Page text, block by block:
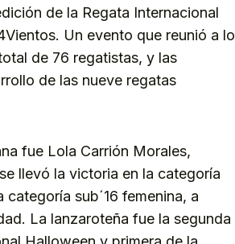
de la Regata Internacional
Un evento que reunió a lo
de 76 regatistas, y las
de las nueve regatas
fue Lola Carrión Morales,
llevó la victoria en la categoría
sub´16 femenina, a
La lanzaroteña fue la segunda